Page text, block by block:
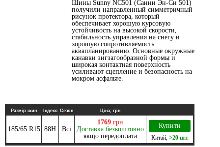
Шины Sunny NC501 (Санни Эн-Си 501)
получили направленный симметричный
рисунок протектора, который
обеспечивает хорошую курсовую
устойчивость на высокой скорости,
стабильность управления на снегу и
хорошую сопротивляемость
аквапланированию. Основные окружные
канавки зигзагообразной формы и
широкая контактная поверхность
усиливают сцепление и безопасность на
мокром асфальте.
Размір шин Індекс Сезон Ціна, грн
185/65 R15 88H Всі
1769 грн
Доставка безкоштовно
якщо передоплата
Купити
Китай, >20 шт.